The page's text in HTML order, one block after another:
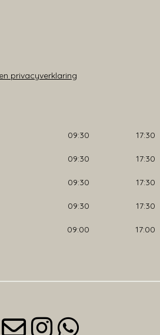
privacyverklaring
09:30 17:30
09:30 17:30
09:30 17:30
09:30 17:30
09:00 17:00